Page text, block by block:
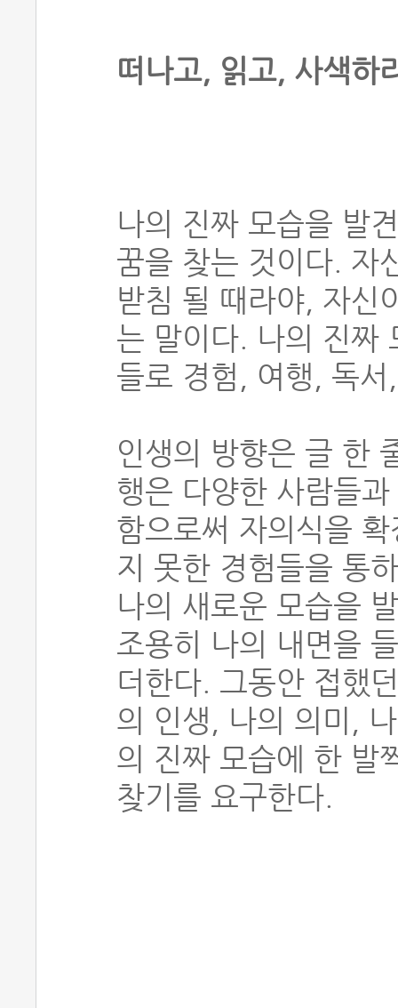
떠나고, 읽고, 사색하
나의 진짜 모습을 발
꿈을 찾는 것이다. 자
받침 될 때라야, 자신
는 말이다. 나의 진짜
들로 경험, 여행, 독
인생의 방향은 글 한
행은 다양한 사람들
함으로써 자의식을
지 못한 경험들을 통
나의 새로운 모습을
조용히 나의 내면을
더한다. 그동안 접했
의 인생, 나의 의미,
의 진짜 모습에 한 발
찾기를 요구한다.